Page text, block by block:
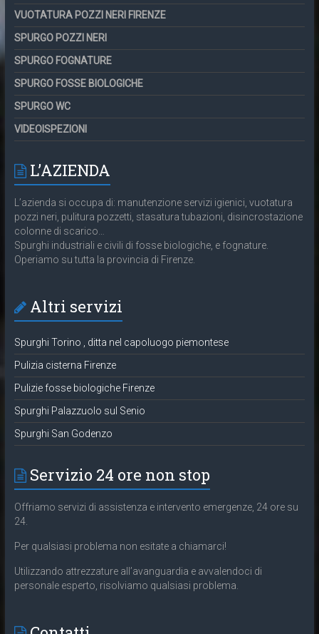
VUOTATURA POZZI NERI FIRENZE
SPURGO POZZI NERI
SPURGO FOGNATURE
SPURGO FOSSE BIOLOGICHE
SPURGO WC
VIDEOISPEZIONI
L’AZIENDA
L’azienda si occupa di: manutenzione servizi igienici, vuotatura
pozzi neri, pulitura pozzetti, stasatura tubazioni, disincrostazione
colonne di scarico…
Spurghi industriali e civili di fosse biologiche, e fognature.
Operiamo su tutta la provincia di Firenze.
Altri servizi
Spurghi Torino , ditta nel capoluogo piemontese
Pulizia cisterna Firenze
Pulizie fosse biologiche Firenze
Spurghi Palazzuolo sul Senio
Spurghi San Godenzo
Servizio 24 ore non stop
Offriamo servizi di assistenza e intervento emergenze, 24 ore su
24.
Per qualsiasi problema non esitate a chiamarci!
Utilizzando attrezzature all’avanguardia e avvalendoci di
personale esperto, risolviamo qualsiasi problema.